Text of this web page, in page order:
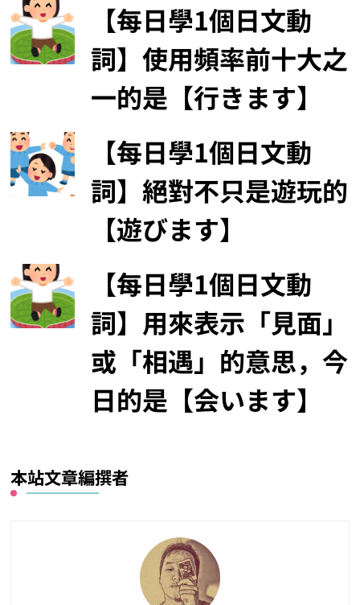
【每日學1個日文動
詞】使用頻率前十大之
一的是【行きます】
【每日學1個日文動
詞】絕對不只是遊玩的
【遊びます】
【每日學1個日文動
詞】用來表示「見面」
或「相遇」的意思，今
日的是【会います】
本站文章編撰者